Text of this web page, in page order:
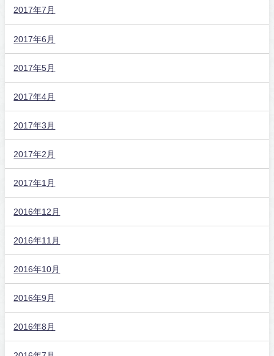
2017年7月
2017年6月
2017年5月
2017年4月
2017年3月
2017年2月
2017年1月
2016年12月
2016年11月
2016年10月
2016年9月
2016年8月